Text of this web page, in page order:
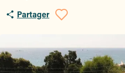
Partager